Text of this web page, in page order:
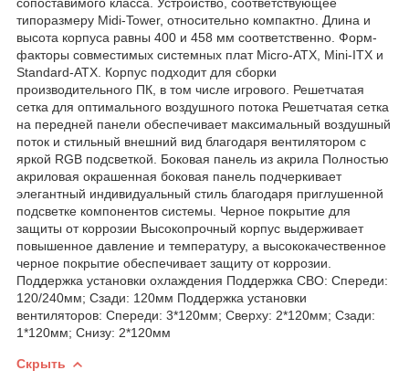
типоразмеру Midi-Tower, относительно компактно. Длина и
высота корпуса равны 400 и 458 мм соответственно. Форм-
факторы совместимых системных плат Micro-ATX, Mini-ITX и
Standard-ATX. Корпус подходит для сборки
производительного ПК, в том числе игрового. Решетчатая
сетка для оптимального воздушного потока Решетчатая сетка
на передней панели обеспечивает максимальный воздушный
поток и стильный внешний вид благодаря вентилятором с
яркой RGB подсветкой. Боковая панель из акрила Полностью
акриловая окрашенная боковая панель подчеркивает
элегантный индивидуальный стиль благодаря приглушенной
подсветке компонентов системы. Черное покрытие для
защиты от коррозии Высокопрочный корпус выдерживает
повышенное давление и температуру, а высококачественное
черное покрытие обеспечивает защиту от коррозии.
Поддержка установки охлаждения Поддержка СВО: Спереди:
120/240мм; Сзади: 120мм Поддержка установки
вентиляторов: Спереди: 3*120мм; Сверху: 2*120мм; Сзади:
1*120мм; Снизу: 2*120мм
Скрыть